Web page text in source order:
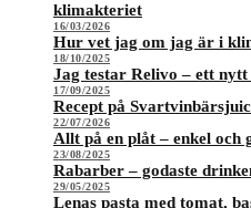
klimakteriet
16/03/2026
Hur vet jag om jag är i
18/10/2025
Jag testar Relivo – ett nytt
17/09/2025
Recept på
22/07/2026
Allt på en plåt – enkel och
23/08/2025
Rabarber – godaste
29/05/2025
Lenas pasta med tomat,